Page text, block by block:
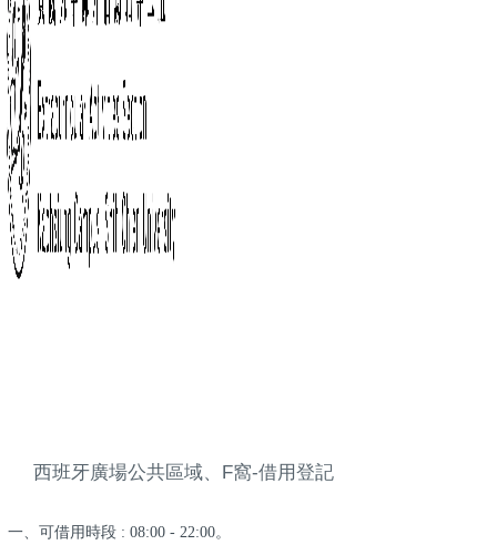
西班牙廣場公共區域、F窩-借用登記
一、可借用時段 : 08:00 - 22:00。